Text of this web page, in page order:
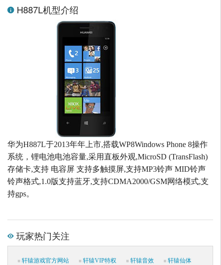
H887L机型介绍
华为H887L于2013年年上市,搭载WP8Windows Phone 8操作
系统，锂电池电池容量,采用直板外观,MicroSD (TransFlash)
存储卡,支持 电容屏 支持多触摸屏,支持MP3铃声 MID铃声
铃声格式,1.0版支持蓝牙,支持CDMA2000/GSM网络模式,支
持gps。
玩家热门关注
轩辕游戏官方网站 轩辕VIP特权 轩辕音效
轩辕仙体